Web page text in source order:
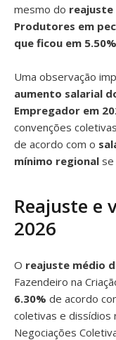
mesmo do reajuste
Produtores em
que ficou em
Uma observação
aumento salarial
Empregador em
convenções
de acordo com o
mínimo regional se
Reajuste e
2026
O reajuste médio
Fazendeiro na
6.30% de acordo
coletivas e dissídios
Negociações